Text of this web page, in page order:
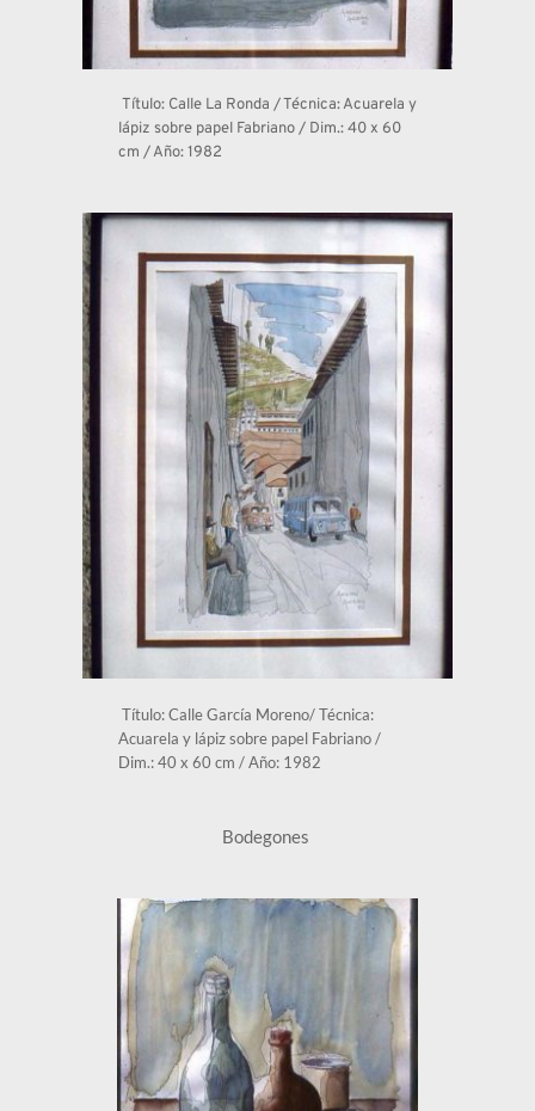
lápiz sobre papel Fabriano / Dim.: 40 x 60
cm / Año: 1982
Acuarela y lápiz sobre papel Fabriano /
Dim.: 40 x 60 cm / Año: 1982
Bodegones